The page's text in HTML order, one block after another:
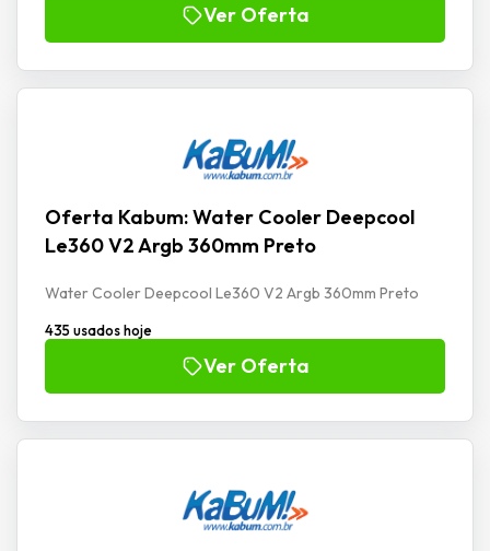
Ver Oferta
Oferta Kabum: Water Cooler Deepcool
Le360 V2 Argb 360mm Preto
Water Cooler Deepcool Le360 V2 Argb 360mm Preto
435 usados hoje
Ver Oferta